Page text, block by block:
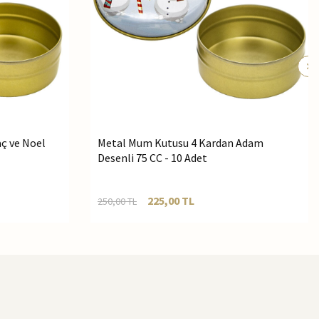
ve Noel
Metal Mum Kutusu 4 Kardan Adam
Desenli 75 CC - 10 Adet
250,00TL 225,00TL